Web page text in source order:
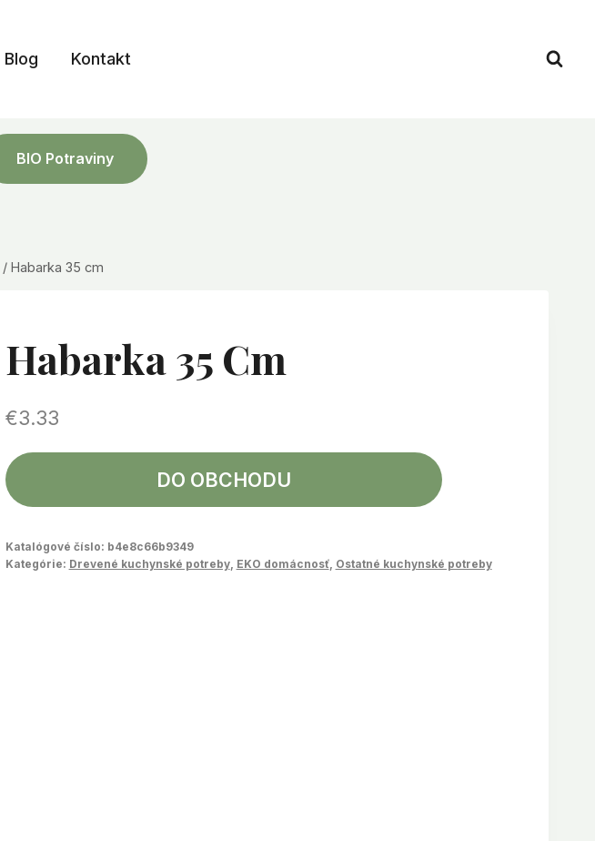
Blog Kontakt
BIO Potraviny
/ Habarka 35 cm
Habarka 35 Cm
€3.33
DO OBCHODU
Katalógové číslo: b4e8c66b9349
Kategórie: Drevené kuchynské potreby, EKO domácnosť, Ostatné kuchynské potreby